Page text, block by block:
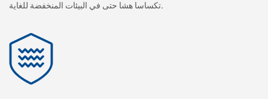
تكساسا هشا حتى في البيئات المنخفضة للغاية.